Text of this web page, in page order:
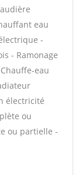
eau
-
- Ramonage
eau
électricité
ou
ou partielle -